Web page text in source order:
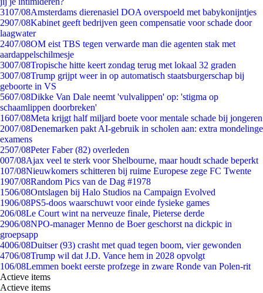
3107/08Amsterdams dierenasiel DOA overspoeld met babykonijntjes
2907/08Kabinet geeft bedrijven geen compensatie voor schade door
laagwater
2407/08OM eist TBS tegen verwarde man die agenten stak met
aardappelschilmesje
3007/08Tropische hitte keert zondag terug met lokaal 32 graden
3007/08Trump grijpt weer in op automatisch staatsburgerschap bij
geboorte in VS
5607/08Dikke Van Dale neemt 'vulvalippen' op: 'stigma op
schaamlippen doorbreken'
1607/08Meta krijgt half miljard boete voor mentale schade bij jongeren
2007/08Denemarken pakt AI-gebruik in scholen aan: extra mondelinge
examens
2507/08Peter Faber (82) overleden
007/08Ajax veel te sterk voor Shelbourne, maar houdt schade beperkt
107/08Nieuwkomers schitteren bij ruime Europese zege FC Twente
1907/08Random Pics van de Dag #1978
1506/08Ontslagen bij Halo Studios na Campaign Evolved
1906/08PS5-doos waarschuwt voor einde fysieke games
206/08Le Court wint na nerveuze finale, Pieterse derde
2906/08NPO-manager Menno de Boer geschorst na dickpic in
groepsapp
4006/08Duitser (93) crasht met quad tegen boom, vier gewonden
4706/08Trump wil dat J.D. Vance hem in 2028 opvolgt
106/08Lemmen boekt eerste profzege in zware Ronde van Polen-rit
Actieve items
Actieve items